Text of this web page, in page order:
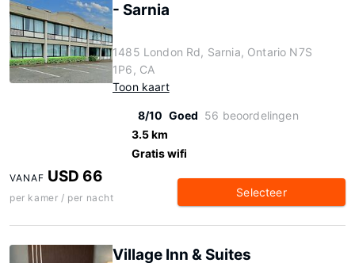
- Sarnia
1485 London Rd, Sarnia, Ontario N7S
1P6, CA
Toon kaart
8/10 Goed 56 beoordelingen
3.5 km
Gratis wifi
VANAF USD 66
per kamer / per nacht Selecteer
Village Inn & Suites